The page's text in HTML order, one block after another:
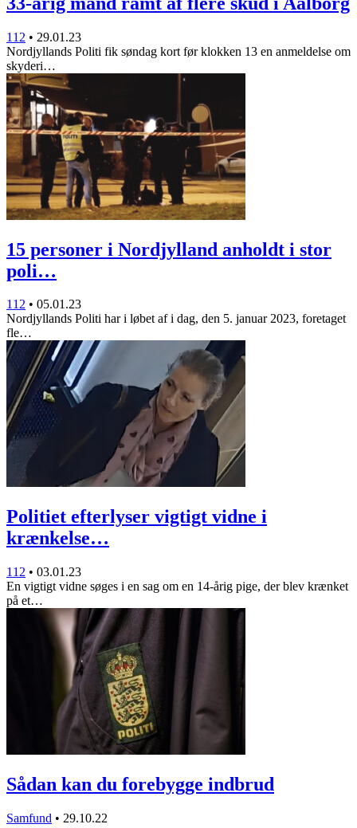
112 • 29.01.23
Nordjyllands Politi fik søndag kort før klokken 13 en anmeldelse om
skyderi…
15 personer i Nordjylland anholdt i stor
poli…
112 • 05.01.23
Nordjyllands Politi har i løbet af i dag, den 5. januar 2023, foretaget
fle…
Politiet efterlyser vigtigt vidne i
krænkelse…
112 • 03.01.23
En vigtigt vidne søges i en sag om en 14-årig pige, der blev krænket
på et…
Sådan kan du forebygge indbrud
Samfund • 29.10.22